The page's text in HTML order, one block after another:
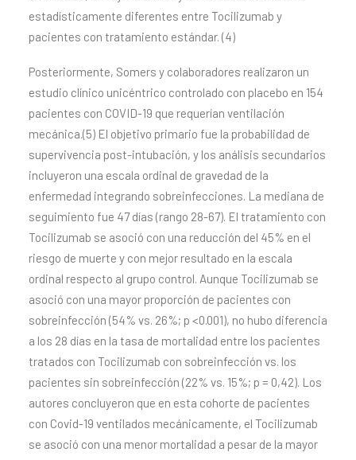
estadísticamente diferentes entre Tocilizumab y
pacientes con tratamiento estándar. (4)
Posteriormente, Somers y colaboradores realizaron un
estudio clínico unicéntrico controlado con placebo en 154
pacientes con COVID-19 que requerían ventilación
mecánica.(5) El objetivo primario fue la probabilidad de
supervivencia post-intubación, y los análisis secundarios
incluyeron una escala ordinal de gravedad de la
enfermedad integrando sobreinfecciones. La mediana de
seguimiento fue 47 días (rango 28-67). El tratamiento con
Tocilizumab se asoció con una reducción del 45% en el
riesgo de muerte y con mejor resultado en la escala
ordinal respecto al grupo control. Aunque Tocilizumab se
asoció con una mayor proporción de pacientes con
sobreinfección (54% vs. 26%; p <0.001), no hubo diferencia
a los 28 días en la tasa de mortalidad entre los pacientes
tratados con Tocilizumab con sobreinfección vs. los
pacientes sin sobreinfección (22% vs. 15%; p = 0,42). Los
autores concluyeron que en esta cohorte de pacientes
con Covid-19 ventilados mecánicamente, el Tocilizumab
se asoció con una menor mortalidad a pesar de la mayor